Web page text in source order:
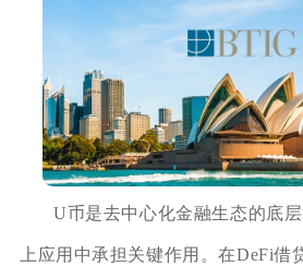
U币是去中心化金融生态的底
上应用中承担关键作用。在DeFi借